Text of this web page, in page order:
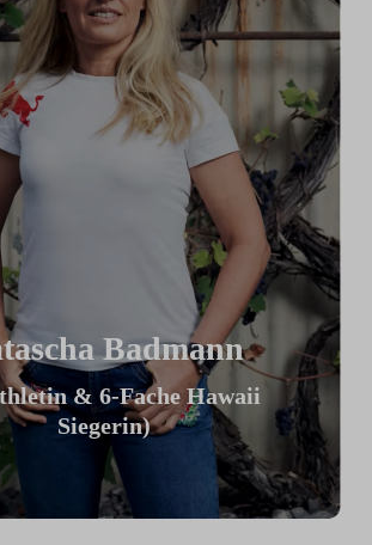
Badmann
& 6-Fache Hawaii
Siegerin)
finde mein ICG Bike großartig,
es meiner TT Position optimal